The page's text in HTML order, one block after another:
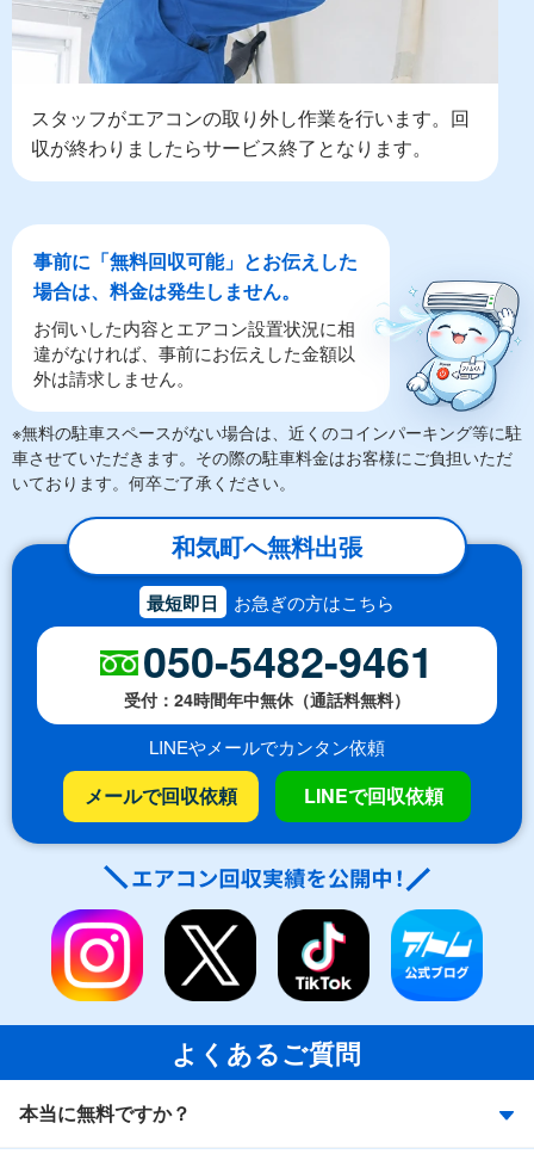
スタッフがエアコンの取り外し作業を行います。回
収が終わりましたらサービス終了となります。
事前に「無料回収可能」とお伝えした
場合は、料金は発生しません。
お伺いした内容とエアコン設置状況に相
違がなければ、事前にお伝えした金額以
外は請求しません。
※無料の駐車スペースがない場合は、近くのコインパーキング等に駐
車させていただきます。その際の駐車料金はお客様にご負担いただ
いております。何卒ご了承ください。
和気町へ無料出張
最短即日 お急ぎの方はこちら
050-5482-9461
受付：24時間年中無休（通話料無料）
LINEやメールでカンタン依頼
メールで回収依頼 LINEで回収依頼
よくあるご質問
本当に無料ですか？